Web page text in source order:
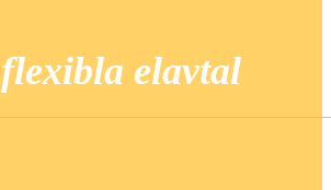
elavtal